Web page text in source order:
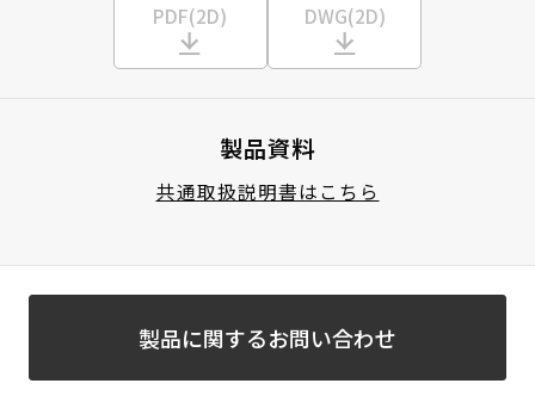
PDF(2D) DWG(2D)
製品資料
共通取扱説明書はこちら
製品に関するお問い合わせ